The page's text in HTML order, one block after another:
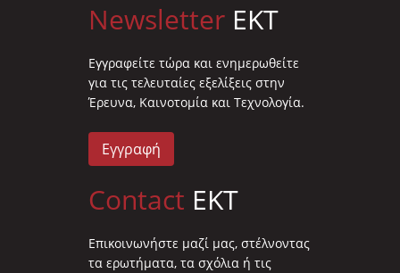
Newsletter EKT
Eγγραφείτε τώρα και ενημερωθείτε
για τις τελευταίες εξελίξεις στην
Έρευνα, Καινοτομία και Τεχνολογία.
Εγγραφή
Contact EKT
Επικοινωνήστε μαζί μας, στέλνοντας
τα ερωτήματα, τα σχόλια ή τις